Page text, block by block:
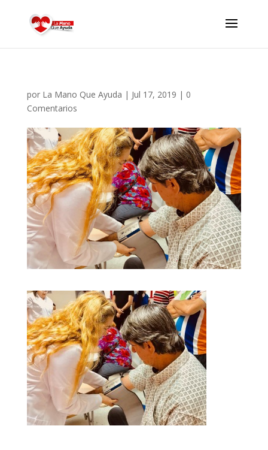
por La Mano Que Ayuda | Jul 17, 2019 | 0
Comentarios